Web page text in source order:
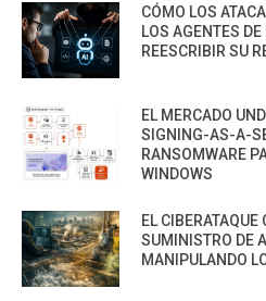
CÓMO LOS
LOS AGENTES
REESCRIBIR SU
EL MERCADO
SIGNING-AS-A-
RANSOMWARE
WINDOWS
EL
SUMINISTRO DE
MANIPULANDO